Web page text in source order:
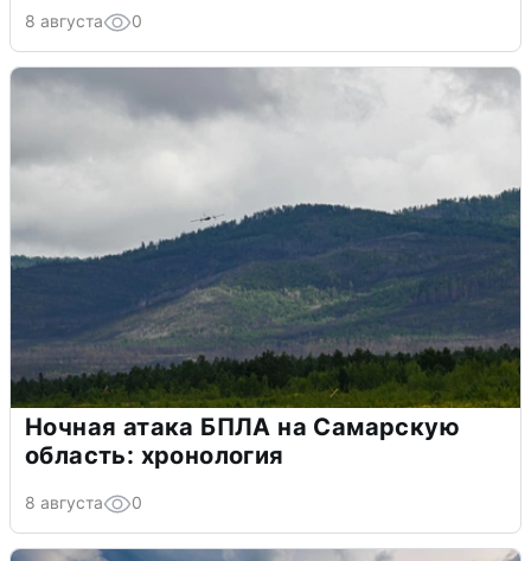
8 августа 0
Ночная атака БПЛА на Самарскую
область: хронология
8 августа 0